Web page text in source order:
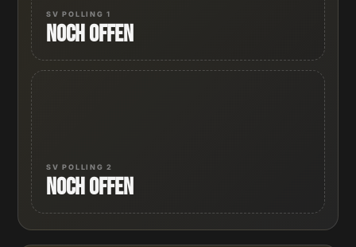
SV POLLING 1
Noch offen
SV POLLING 2
Noch offen